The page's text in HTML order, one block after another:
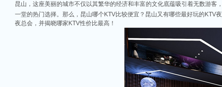
昆山，这座美丽的城市不仅以其繁华的经济和丰富的文化底蕴吸引着无数游
一堂的热门选择。那么，昆山哪个KTV比较便宜？昆山又有哪些最好玩的KTV
夜总会，并揭晓哪家KTV性价比最高！